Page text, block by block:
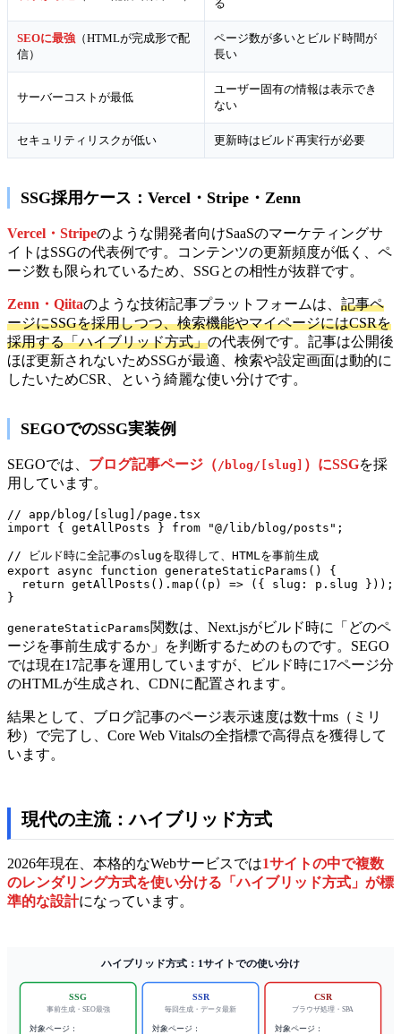
る
SEOに最強 （HTMLが完成形で配
信）
ページ数が多いとビルド時間が
長い
サーバーコストが最低
ユーザー固有の情報は表示でき
ない
セキュリティリスクが低い 更新時はビルド再実行が必要
SSG採用ケース：Vercel・Stripe・Zenn
Vercel・Stripeのような開発者向けSaaSのマーケティングサ
イトはSSGの代表例です。コンテンツの更新頻度が低く、ペ
ージ数も限られているため、SSGとの相性が抜群です。
Zenn・Qiitaのような技術記事プラットフォームは、 記事ペ
ージにSSGを採用しつつ、検索機能やマイページにはCSRを
採用する「ハイブリッド方式」の代表例です。記事は公開後
ほぼ更新されないためSSGが最適、検索や設定画面は動的に
したいためCSR、という綺麗な使い分けです。
SEGOでのSSG実装例
SEGOでは、 ブログ記事ページ（/blog/[slug] ）にSSGを採
用しています。
// app/blog/[slug]/page.tsx
import { getAllPosts } from "@/lib/blog/posts";
// ビルド時に全記事のslugを取得して、HTMLを事前生成
export async function generateStaticParams() {
  return getAllPosts().map((p) => ({ slug: p.slug }));
}
generateStaticParams関数は、Next.jsがビルド時に「どのペ
ージを事前生成するか」を判断するためのものです。SEGO
では現在17記事を運用していますが、ビルド時に17ページ分
のHTMLが生成され、CDNに配置されます。
結果として、ブログ記事のページ表示速度は数十ms（ミリ
秒）で完了し、Core Web Vitalsの全指標で高得点を獲得して
います。
現代の主流：ハイブリッド方式
2026年現在、本格的なWebサービスでは1サイトの中で複数
のレンダリング方式を使い分ける「ハイブリッド方式」が標
準的な設計になっています。
ハイブリッド方式：1サイトでの使い分け
SSG
事前生成・SEO最強
対象ページ：
SSR
毎回生成・データ最新
対象ページ：
CSR
ブラウザ処理・SPA
対象ページ：